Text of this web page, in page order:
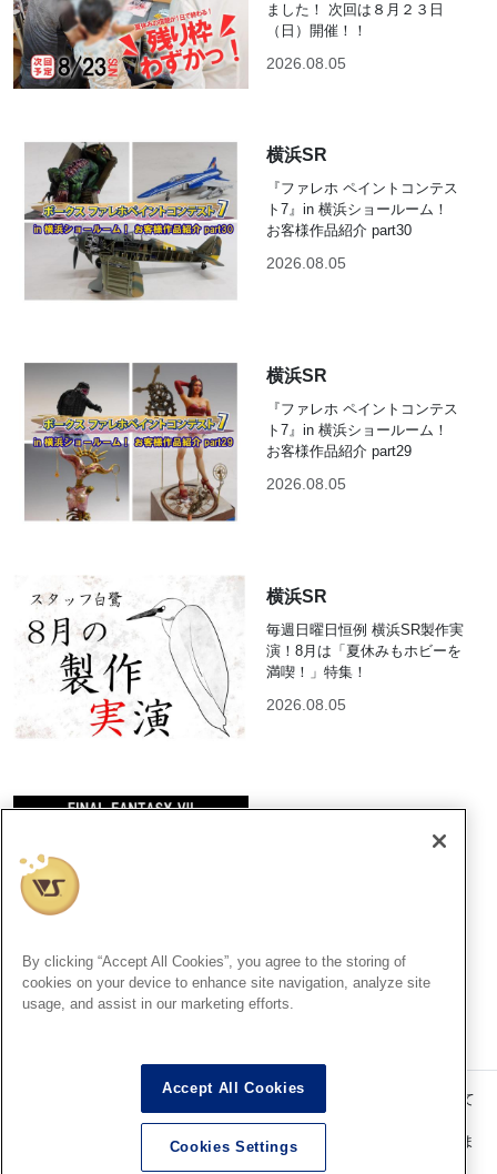
ました！ 次回は８月２３日
（日）開催！！
2026.08.05
横浜SR
『ファレホ ペイントコンテス
ト7』in 横浜ショールーム！
お客様作品紹介 part30
2026.08.05
横浜SR
『ファレホ ペイントコンテス
ト7』in 横浜ショールーム！
お客様作品紹介 part29
2026.08.05
横浜SR
毎週日曜日恒例 横浜SR製作実
演！8月は「夏休みもホビーを
満喫！」特集！
2026.08.05
ファイナルファンタジーオル
記事内の価格表記は、掲載時点での消費税率に基づいた価格を表示して
このコンテンツ内の情報、画像の二次使用及び無断引用は禁止いたしま
By clicking “Accept All Cookies”, you agree to the storing of
cookies on your device to enhance site navigation, analyze site
usage, and assist in our marketing efforts.
Accept All Cookies
Cookies Settings